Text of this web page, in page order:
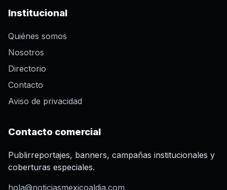
Institucional
Quiénes somos
Nosotros
Directorio
Contacto
Aviso de privacidad
Contacto comercial
Publirreportajes, banners, campañas institucionales y
coberturas especiales.
hola@noticiasmexicoaldia.com